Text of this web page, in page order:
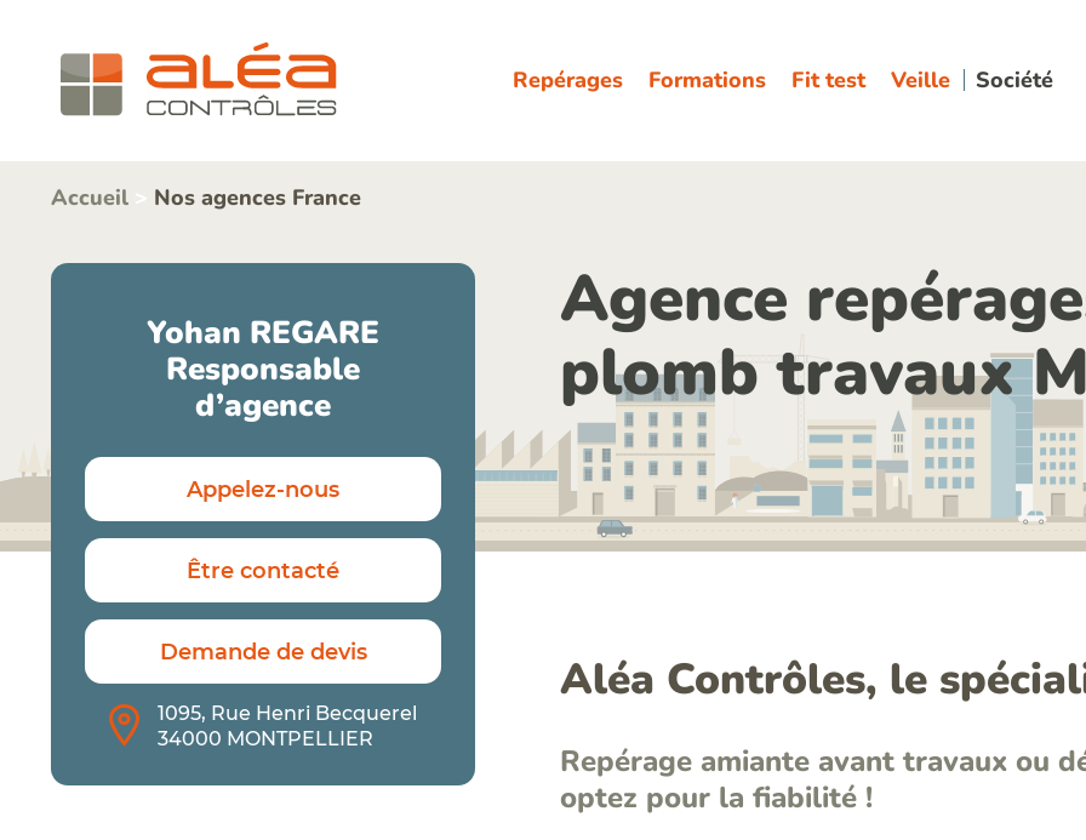
Repérages Formations Fit test Veille Société
Accueil Nos agences France
Agence
plomb travaux
Yohan REGARE
Responsable
d’agence
Appelez-nous
Être contacté
Demande de devis
1095, Rue Henri Becquerel
34000 MONTPELLIER
Aléa Contrôles, le
Repérage amiante avant travaux ou
optez pour la fiabilité !